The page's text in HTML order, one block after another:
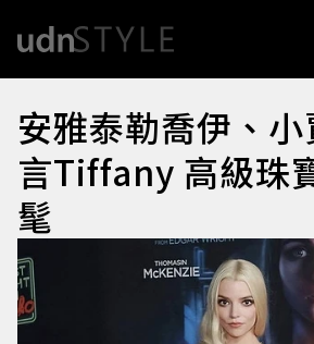
安雅泰勒喬伊、
言Tiffany 高級珠
髦